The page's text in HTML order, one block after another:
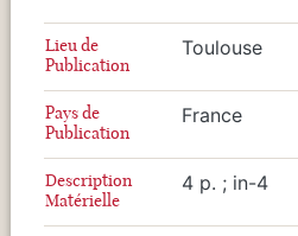
Lieu de
Publication
Toulouse
Pays de
Publication
France
Description
Matérielle
4 p. ; in-4